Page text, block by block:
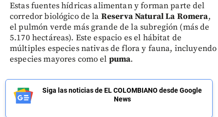
Estas fuentes hídricas alimentan y forman parte del
corredor biológico de la Reserva Natural La Romera,
el pulmón verde más grande de la subregión (más de
5.170 hectáreas). Este espacio es el hábitat de
múltiples especies nativas de flora y fauna, incluyendo
especies mayores como el puma.
Siga las noticias de EL COLOMBIANO desde Google
News